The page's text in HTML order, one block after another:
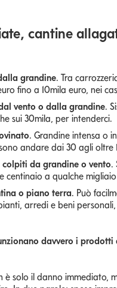
cantine
grandine. Tra
fino a 10mila euro, nei
vento o dalla grandine.
sui 30mila, per intenderci.
. Grandine intensa o
andare dai 30 agli oltre
da grandine o vento.
centinaio a qualche
o piano terra. Può
arredi e beni
davvero i prodotti
è solo il danno